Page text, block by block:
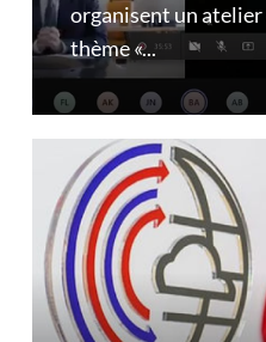
organisent un
thème «...